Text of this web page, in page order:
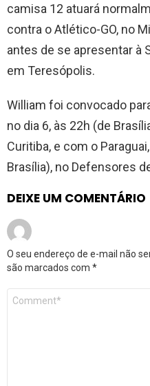
camisa 12 atuará
contra o Atlético-GO, no
antes de se apresentar à
em Teresópolis.
William foi convocado
no dia 6, às 22h (de
Curitiba, e com o
Brasília), no Defensores
DEIXE UM COMENTÁRIO
O seu endereço de e-mail não
são marcados com *
Comentário